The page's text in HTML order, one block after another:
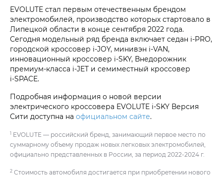
EVOLUTE стал первым отечественным брендом
электромобилей, производство которых стартовало в
Липецкой области в конце сентября 2022 года.
Сегодня модельный ряд бренда включает седан i‑PRO,
городской кроссовер i‑JOY, минивэн i‑VAN,
инновационный кроссовер i‑SKY, Внедорожник
премиум-класса i‑JET и семиместный кроссовер
i‑SPACE.
Подробная информация о новой версии
электрического кроссовера EVOLUTE i‑SKY Версия
Сити доступна на официальном сайте.
1 EVOLUTE — российский бренд, занимающий первое место по
суммарному объему продаж новых легковых электромобилей,
официально представленных в России, за период 2022-2024 г.
2 Стоимость автомобиля достигается при приобретении нового